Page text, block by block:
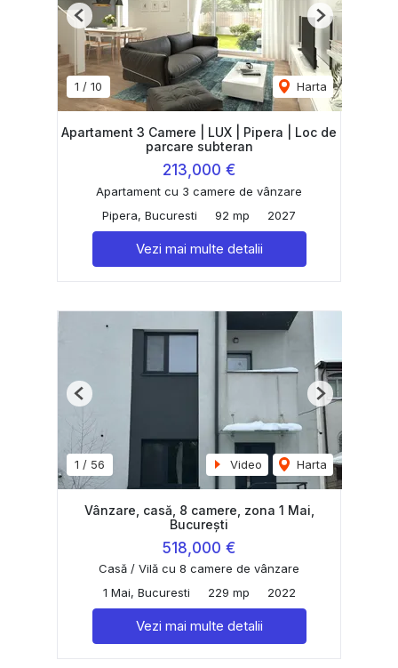
1 / 10 Harta
Previous Next
Apartament 3 Camere | LUX | Pipera | Loc de
parcare subteran
213,000 €
Apartament cu 3 camere de vânzare
Pipera, Bucuresti
92 mp 2027
Vezi mai multe detalii
1 / 56 Video Harta
Previous Next
Vânzare, casă, 8 camere, zona 1 Mai,
București
518,000 €
Casă / Vilă cu 8 camere de vânzare
1 Mai, Bucuresti
229 mp 2022
Vezi mai multe detalii